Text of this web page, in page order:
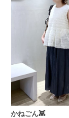
かねごん👾